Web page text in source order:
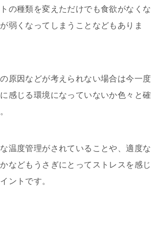
の種類を変えただけでも食欲がなくな
弱くなってしまうことなどもありま
原因などが考えられない場合は今一度
感じる環境になっていないか色々と確
温度管理がされていることや、適度な
などもうさぎにとってストレスを感じ
ントです。